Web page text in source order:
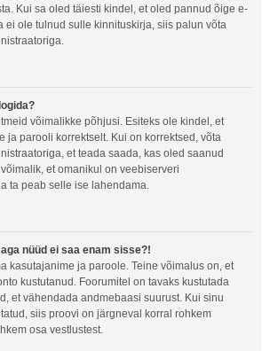
Kui sa oled täiesti kindel, et oled pannud õige e-
ei ole tulnud sulle kinnituskirja, siis palun võta
võimalikke põhjusi. Esiteks ole kindel, et
ja parooli korrektselt. Kui on korrektsed, võta
et teada saada, kas oled saanud
et omanikul on veebiserveri
ta peab selle ise lahendama.
nüüd ei saa enam sisse?!
kasutajanime ja paroole. Teine võimalus on, et
kustutanud. Foorumitel on tavaks kustutada
et vähendada andmebaasi suurust. Kui sinu
siis proovi on järgneval korral rohkem
osa vestlustest.